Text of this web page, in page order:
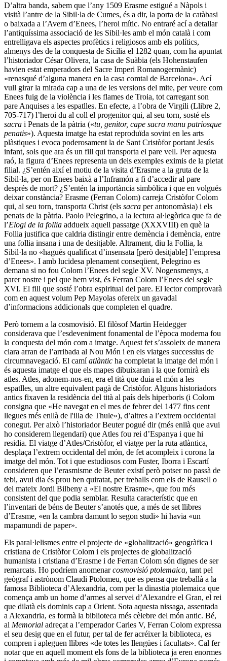
D’altra banda, sabem que l’any 1509 Erasme estigué a Nàpols i
visità l’antre de la Sibil·la de Cumes, és a dir, la porta de la catàbasi
o baixada a l’Avern d’Enees, l’heroi mític. No entraré ací a detallar
l’antiquíssima associació de les Sibil·les amb el món català i com
entrelligava els aspectes profètics i religiosos amb els polítics,
almenys des de la conquesta de Sicília el 1282 quan, com ha apuntat
l’historiador César Olivera, la casa de Suàbia (els Hohenstaufen
havien estat emperadors del Sacre Imperi Romanogermànic)
«renasqué d’alguna manera en la casa comtal de Barcelona». Ací
vull girar la mirada cap a una de les versions del mite, per veure com
Enees fuig de la violència i les flames de Troia, tot carregant son
pare Anquises a les espatlles. En efecte, a l’obra de Virgili (Llibre 2,
705-717) l’heroi du al coll el progenitor qui, al seu torn, sosté els
sacra i Penats de la pàtria («tu, genitor, cape sacra manu patriosque
penatis»). Aquesta imatge ha estat reproduïda sovint en les arts
plàstiques i evoca poderosament la de Sant Cristòfor portant Jesús
infant, sols que ara és un fill qui transporta el pare vell. Per aquesta
raó, la figura d’Enees representa un dels exemples eximis de la pietat
filial. ¿S’entén així el motiu de la visita d’Erasme a la gruta de la
Sibil·la, per on Enees baixà a l’Inframón a fi d’accedir al pare
després de mort? ¿S’entén la importància simbòlica i que en volgués
deixar constància? Erasme (Ferran Colom) carreja Cristòfor Colom
qui, al seu torn, transporta Christ (els sacra per antonomàsia) i els
penats de la pàtria. Paolo Pelegrino, a la lectura al·legòrica que fa de
l’Elogi de la follia addueix aquell passatge (XXXVIII) en què la
Follia justifica que caldria distingir entre demència i demència, entre
una follia insana i una de desitjable. Altrament, diu la Follia, la
Sibil·la no «hagués qualificat d’insensata [però desitjable] l’empresa
d’Enees». I amb lucidesa plenament conseqüent, Pelegrino es
demana si no fou Colom l’Enees del segle XV. Nogensmenys, a
parer nostre i pel que hem vist, és Ferran Colom l’Enees del segle
XVI. El fill que sosté l’obra espiritual del pare. El lector comprovarà
com en aquest volum Pep Mayolas ofereix un gavadal
d’informacions addicionals que completen el quadre.
Però tornem a la cosmovisió. El filòsof Martin Heidegger
considerava que l’esdeveniment fonamental de l’època moderna fou
la conquesta del món com a imatge. Aquest fet s’assoleix de manera
clara arran de l’arribada al Nou Món i en els viatges successius de
circumnavegació. El camíatlàntic ha completat la imatge del món i
és aquesta imatge el que els mapes dibuixaran i la que fornirà els
atles. Atles, adonem-nos-en, era el tità que duia el món a les
espatlles, un altre equivalent pagà de Cristòfor. Alguns historiadors
antics fixaven la residència del tità al país dels hiperboris (i Colom
consigna que «He navegat en el mes de febrer del 1477 fins cent
llegues més enllà de l'illa de Thule»), d’altres a l’extrem occidental
conegut. Per això l’historiador Beuter pogué dir (més enllà que avui
ho considerem llegendari) que Atles fou rei d’Espanya i que hi
residia. El viatge d’Atles/Cristòfor, el viatge per la ruta atlàntica,
desplaça l’extrem occidental del món, de fet acompleix i corona la
imatge del món. Tot i que estudiosos com Fuster, Iborra i Escartí
consideren que l’erasmisme de Beuter existí però potser no passà de
tebi, avui dia és prou ben quiratat, per treballs com els de Rausell o
del mateix Jordi Bilbeny a «El nostre Erasme», que fou més
consistent del que podia semblar. Resulta característic que en
l’inventari de béns de Beuter s’anotés que, a més de set llibres
d’Erasme, «en la cambra damunt lo segon studi» hi havia «un
mapamundi de paper».
Els paral·lelismes entre el projecte de «globalització» geogràfica i
cristiana de Cristòfor Colom i els projectes de globalització
humanista i cristiana d’Erasme i de Ferran Colom són dignes de ser
remarcats. Ho podríem anomenarcosmovisió ptolemaica, tant pel
geògraf i astrònom Claudi Ptolomeu, que es pensa que treballà a la
famosa Biblioteca d’Alexandria, com per la dinastia ptolemaica que
comença amb un home d’armes al servei d’Alexandre el Gran, el rei
que dilatà els dominis cap a Orient. Sota aquesta nissaga, assentada
a Alexandria, es formà la biblioteca més cèlebre del món antic. Bé,
al Memorial adreçat a l’emperador Carles V, Ferran Colom expressa
el seu desig que en el futur, per tal de fer acréixer la biblioteca, es
compren i apleguen llibres «de totes les llengües i facultats». Cal fer
notar que en aquell moment els fons de la biblioteca ja eren enormes